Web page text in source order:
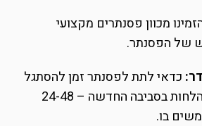
מכוון פסנתרים מקצועי
של הפסנתר.
כדאי לתת לפסנתר זמן להסתגל
לטמפרטורה ורמת הלחות בסביבה החדשה – 24-48
בו.